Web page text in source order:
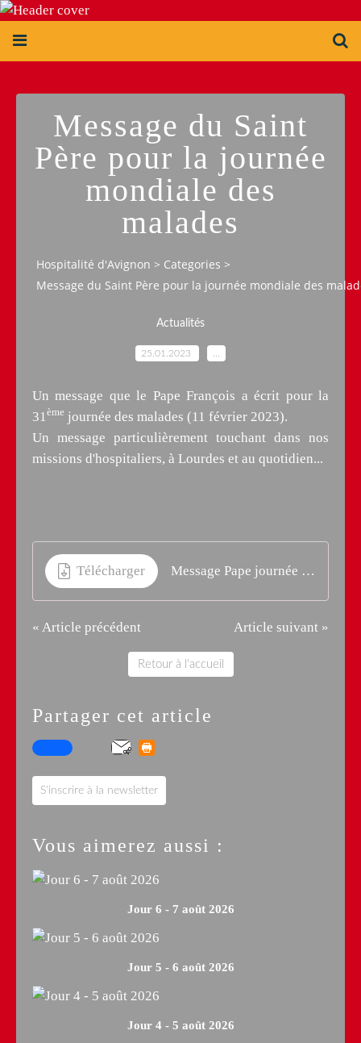
Message du Saint
Père pour la journée
mondiale des
malades
Hospitalité d'Avignon > Categories >
Message du Saint Père pour la journée mondiale des
Actualités
25.01.2023
Un message que le Pape François a écrit pour la
31 ème journée des malades (11 février 2023).
Un message particulièrement touchant dans nos
missions d'hospitaliers, à Lourdes et au quotidien...
Télécharger Message Pape journée mondiale malades
« Article précédent Article suivant »
Retour à l'accueil
Partager cet article
S'inscrire à la newsletter
Vous aimerez aussi :
Jour 6 - 7 août 2026
Jour 5 - 6 août 2026
Jour 4 - 5 août 2026